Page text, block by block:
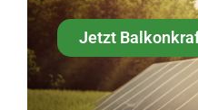
Jetzt